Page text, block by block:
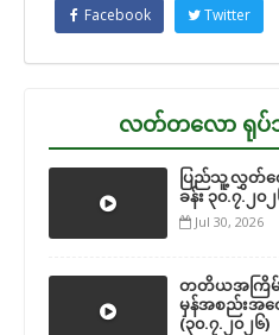
Facebook Twitter
လတ်တလော ရုပ်သံ
ပြည်သူ့လွှတ်တေ
ခန်း ၃၀.၇.၂၀
Jul 30, 2026
တတိယအကြိ
မှန်အစည်းအဝ
(၃၀.၇.၂၀၂၆)